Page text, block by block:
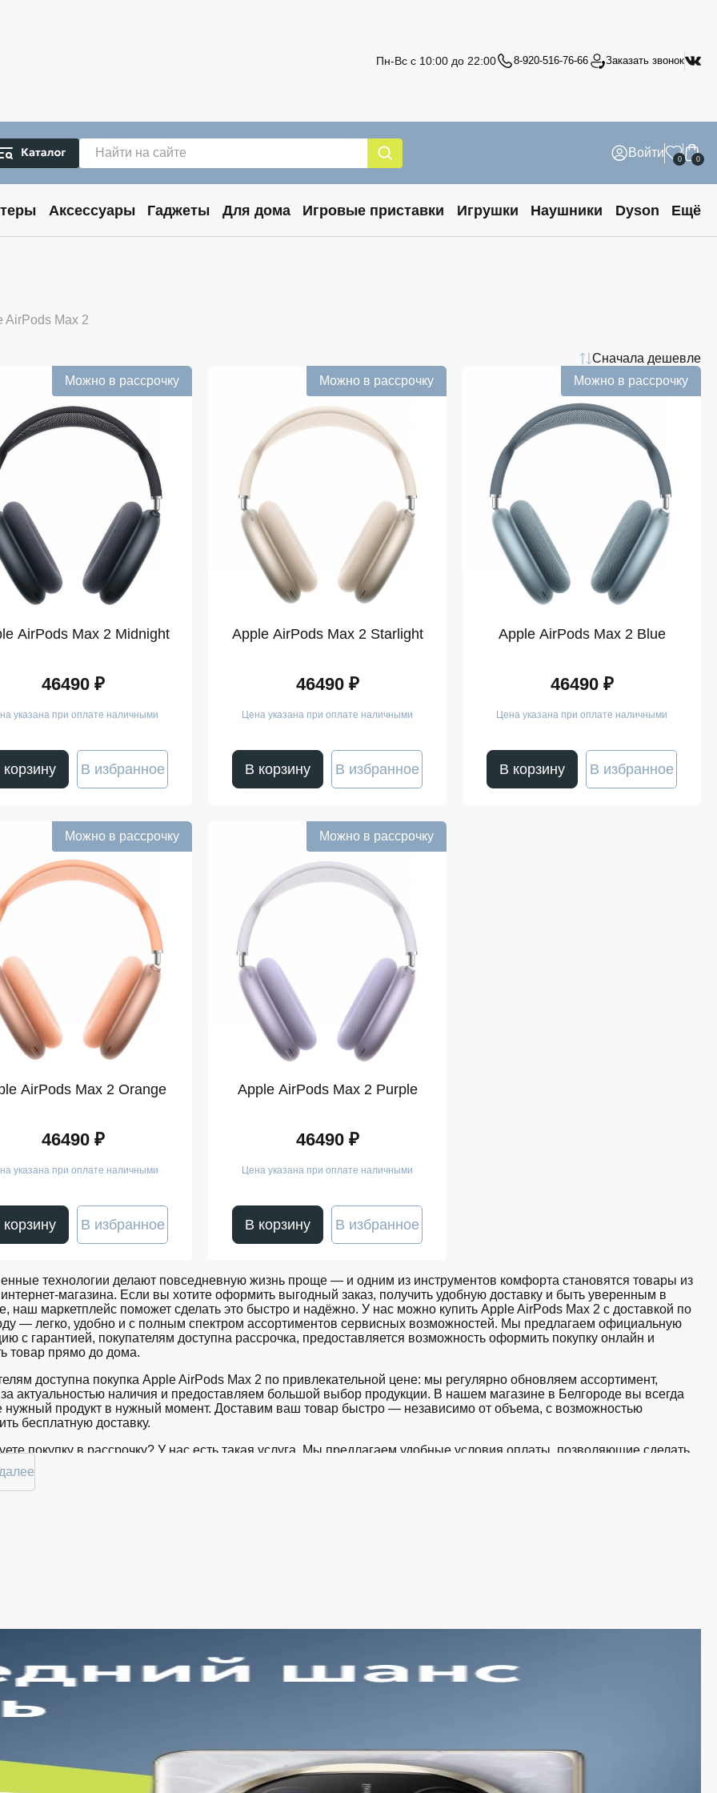
Пн-Вс с 10:00 до 22:00 8-920-516-76-66 Заказать звонок
Войти 0 0
Аксессуары Гаджеты Для дома Игровые приставки Игрушки Наушники Dyson Ещё
AirPods Max 2
Сначала дешевле
Можно в рассрочку
AirPods Max 2 Midnight
46490 ₽
указана при оплате наличными
В избранное
Можно в рассрочку
Apple AirPods Max 2 Starlight
46490 ₽
Цена указана при оплате наличными
В корзину В избранное
Можно в рассрочку
Apple AirPods Max 2 Blue
46490 ₽
Цена указана при оплате наличными
В корзину В избранное
Можно в рассрочку
AirPods Max 2 Orange
46490 ₽
указана при оплате наличными
В избранное
Можно в рассрочку
Apple AirPods Max 2 Purple
46490 ₽
Цена указана при оплате наличными
В корзину В избранное
технологии делают повседневную жизнь проще — и одним из инструментов комфорта становятся товары из
магазина. Если вы хотите оформить выгодный заказ, получить удобную доставку и быть уверенным в
наш маркетплейс поможет сделать это быстро и надёжно. У нас можно купить Apple AirPods Max 2 с доставкой по
— легко, удобно и с полным спектром ассортиментов сервисных возможностей. Мы предлагаем официальную
с гарантией, покупателям доступна рассрочка, предоставляется возможность оформить покупку онлайн и
товар прямо до дома.
доступна покупка Apple AirPods Max 2 по привлекательной цене: мы регулярно обновляем ассортимент,
актуальностью наличия и предоставляем большой выбор продукции. В нашем магазине в Белгороде вы всегда
нужный продукт в нужный момент. Доставим ваш товар быстро — независимо от объема, с возможностью
бесплатную доставку.
покупку в рассрочку? У нас есть такая услуга. Мы предлагаем удобные условия оплаты, позволяющие сделать
вы сможете в кратчайшие сроки.
наличие на складе. Информация о наличии обновляется в режиме реального времени.
цена Apple AirPods Max 2 без скрытых комиссий. Все цены на сайте прозрачны и соответствуют итоговой
при оформлении заказа.
детали по рассрочке прямо в карточке товара.
доставка по Белгороду. Курьерская служба работает ежедневно и доставляет заказы по всему